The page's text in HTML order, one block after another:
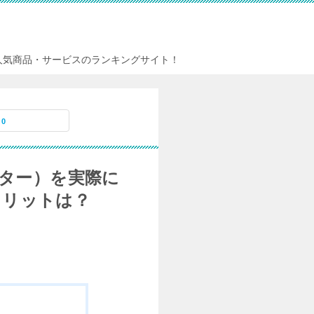
気商品・サービスのランキングサイト！
0
ー）を実際に
ットは？